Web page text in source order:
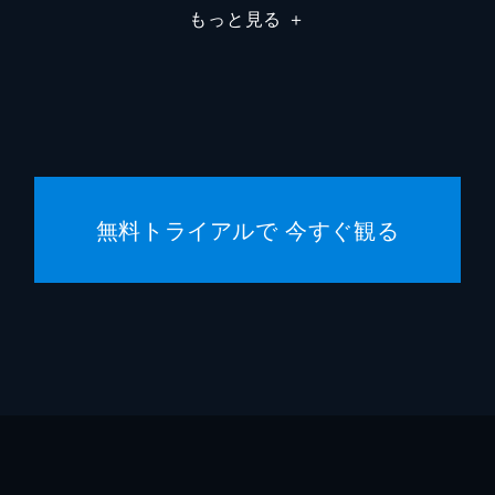
もっと見る ＋
無料トライアルで 今すぐ観る